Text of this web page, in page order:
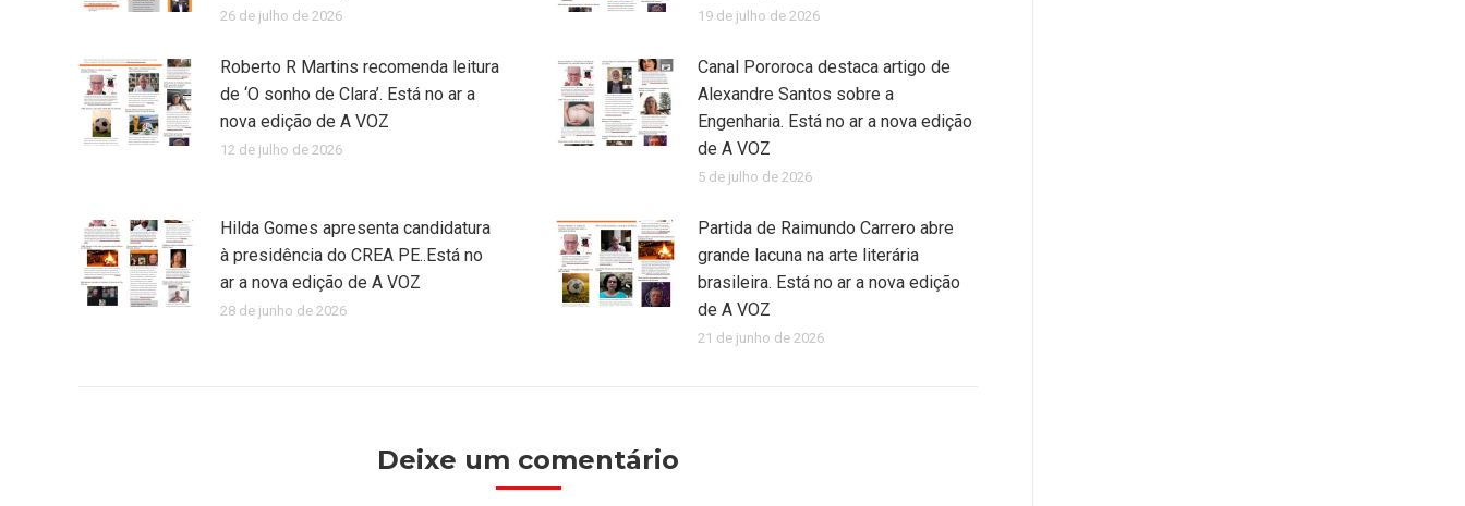
26 de julho de 2026 19 de julho de 2026
Roberto R Martins recomenda leitura
de ‘O sonho de Clara’. Está no ar a
nova edição de A VOZ
12 de julho de 2026
Canal Pororoca destaca artigo de
Alexandre Santos sobre a
Engenharia. Está no ar a nova edição
de A VOZ
5 de julho de 2026
Hilda Gomes apresenta candidatura
à presidência do CREA PE..Está no
ar a nova edição de A VOZ
28 de junho de 2026
Partida de Raimundo Carrero abre
grande lacuna na arte literária
brasileira. Está no ar a nova edição
de A VOZ
21 de junho de 2026
Deixe um comentário